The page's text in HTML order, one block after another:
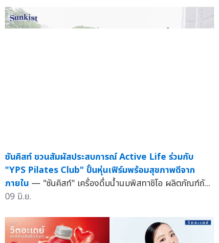
ซันคิสท์ ชวนสัมผัสประสบการณ์ Active Life ร่วมกับ
"YPS Pilates Club" ปั้นหุ่นเฟิร์มพร้อมสุขภาพดีจาก
ภายใน — "ซันคิสท์" เครื่องดื่มน้ำนมพิสทาชิโอ ผลิตภัณฑ์ถั...
09 มิ.ย.